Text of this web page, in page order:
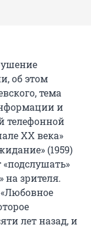
об этом
тема
и
телефонной
XX века»
(1959)
на зрителя.
лет назад, и